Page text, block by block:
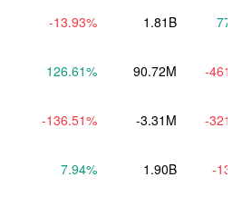
-13.93% 1.81B
126.61% 90.72M -
-136.51% -3.31M -
7.94% 1.90B -